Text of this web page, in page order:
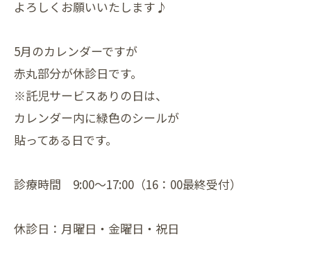
よろしくお願いいたします♪
5月のカレンダーですが
赤丸部分が休診日です。
※託児サービスありの日は、
カレンダー内に緑色のシールが
貼ってある日です。
診療時間 9:00～17:00（16：00最終受付）
休診日：月曜日・金曜日・祝日